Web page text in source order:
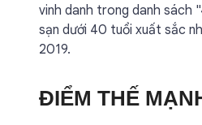
vinh danh trong danh sách
sạn dưới 40 tuổi xuất sắc
2019.
ĐIỂM THẾ